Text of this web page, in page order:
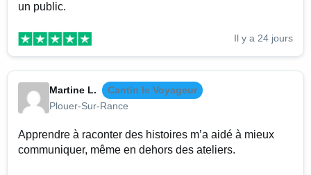
un public.
Il y a 24 jours
Martine L.
Cantin le Voyageur
Plouer-Sur-Rance
Apprendre à raconter des histoires m’a aidé à mieux
communiquer, même en dehors des ateliers.